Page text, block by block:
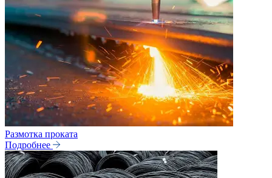
Размотка проката
Подробнее